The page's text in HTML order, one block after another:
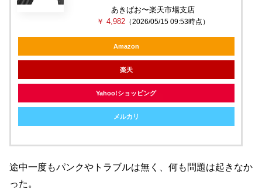
あきばお〜楽天市場支店
￥ 4,982（2026/05/15 09:53時点）
Amazon
楽天
Yahoo!ショッピング
メルカリ
途中一度もパンクやトラブルは無く、何も問題は起きなか
った。